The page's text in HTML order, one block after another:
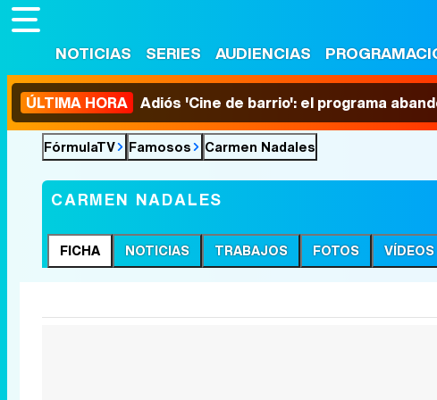
NOTICIAS SERIES AUDIENCIAS
ÚLTIMA HORA Adiós 'Cine de barrio': el programa
FórmulaTV Famosos Carmen Nadales
CARMEN NADALES
FICHA NOTICIAS TRABAJOS FOTOS VÍDEOS